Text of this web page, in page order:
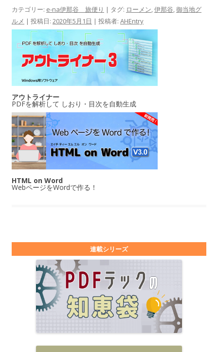
カテゴリー: e-na伊那谷 旅便り | タグ: ローメン,伊那谷,御当地グ
ルメ | 投稿日: 2020年5月1日 | 投稿者: AHEntry
アウトライナー
PDFを解析して しおり・目次を自動生成
HTML on Word
WebページをWordで作る！
連載シリーズ